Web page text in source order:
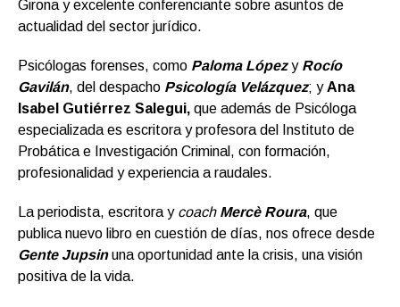
Girona y excelente conferenciante sobre asuntos de
actualidad del sector jurídico.
Psicólogas forenses, como Paloma Lópezy Rocío
Gavilán, del despacho Psicología Velázquez; yAna
Isabel Gutiérrez Salegui, que además de Psicóloga
especializada es escritora y profesora del Instituto de
Probática e Investigación Criminal, con formación,
profesionalidad y experiencia a raudales.
La periodista, escritora y coach Mercè Roura, que
publica nuevo libro en cuestión de días, nos ofrece desde
Gente Jupsinuna oportunidad ante la crisis, una visión
positiva de la vida.